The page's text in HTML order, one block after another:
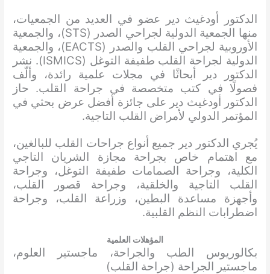
الدكتور أودغيث دير عضو في العديد من الجمعيات،
منها الجمعية الدولية لجراحي الصدر (STS)، والجمعية
الأوروبية لجراحي القلب والصدر (EACTS)، والجمعية
الدولية لجراحة القلب طفيفة التوغل (ISMICS). نشر
الدكتور دير أبحاثًا في مجلات علمية رائدة، وألّف
فصولًا في كتب متخصصة في جراحة القلب. حاز
الدكتور أودغيث دير على جائزة أفضل عرض بحثي في
​​المؤتمر الدولي لأمراض القلب التاجية.
يُجري الدكتور دير جميع أنواع جراحات القلب للبالغين،
مع اهتمام خاص بجراحة مجازة الشريان التاجي
الكلية، وجراحة الصمامات طفيفة التوغل، وجراحة
القلب التاجية والخلقية، وجراحة قصور القلب،
وأجهزة مساعدة البطين، وزراعة القلب، وجراحة
اضطرابات النظم القلبية.
المؤهلات العلمية
بكالوريوس الطب والجراحة، ماجستير العلوم،
ماجستير الجراحة (جراحة القلب)